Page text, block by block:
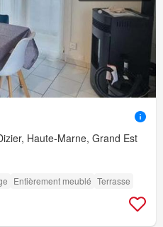
Haute-Marne, Grand Est
Entièrement meublé Terrasse